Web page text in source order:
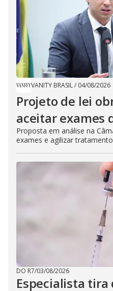
VANITY BRASIL/ 04/08/2026
Projeto de lei
aceitar exames
Proposta em análise na
exames e agilizar
DO R7/03/08/2026
Especialista